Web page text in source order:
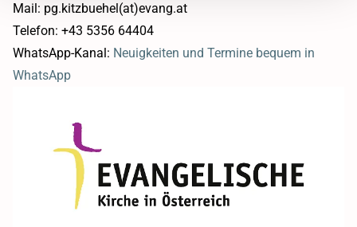
Mail: pg.kitzbuehel(at)evang.at
Telefon: +43 5356 64404
WhatsApp-Kanal: Neuigkeiten und Termine bequem in
WhatsApp